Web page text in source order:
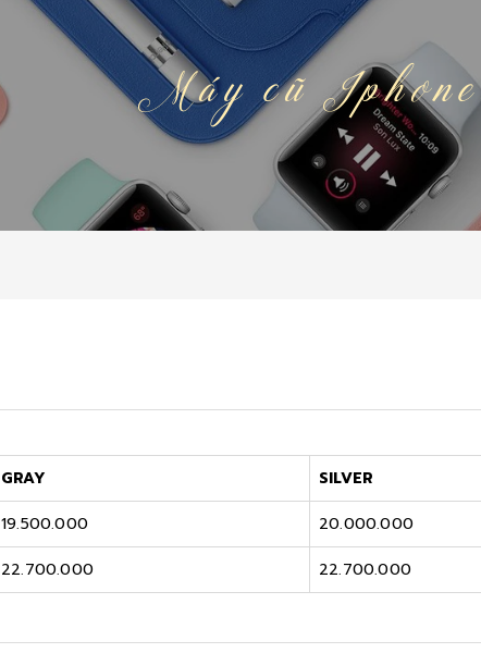
Máy cũ Iphone
GRAY SILVER
19.500.000
20.000.000
22.700.000 22.700.000